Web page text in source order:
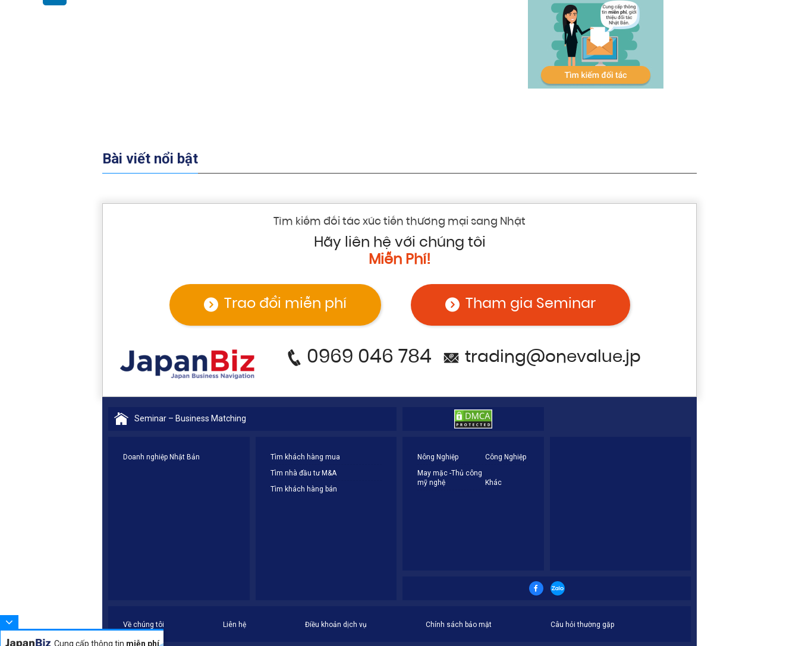
Bài viết nổi bật
Tìm kiếm đối tác xúc tiến thương mại sang Nhật
Hãy liên hệ với chúng tôi
Miễn Phí!
Trao đổi miễn phí Tham gia Seminar
0969 046 784 trading@onevalue.jp
Seminar – Business Matching
Doanh nghiệp Nhật Bản
Tìm khách hàng mua
Tìm nhà đầu tư M&A
Tìm khách hàng bán
Nông Nghiệp
Công Nghiệp
May mặc -Thủ công
mỹ nghệ
Khác
Về chúng tôi Liên hệ Điều khoản dịch vụ Chính sách bảo mật Câu hỏi thường gặp
Cung cấp thông tin miễn phí